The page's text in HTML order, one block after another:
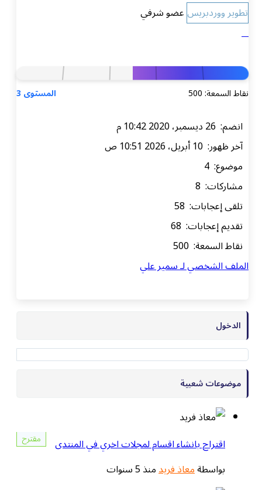
تطوير ووردبريسعضو شرفي
نقاط السمعة: 500 المستوى 3
انضم: 26 ديسمبر، 2020 10:42 م
آخر ظهور: 10 أبريل، 2026 10:51 ص
موضوع: 4
مشاركات: 8
تلقى إعجابات: 58
تقديم إعجابات: 68
نقاط السمعة: 500
الملف الشخصي لـ سمير علي
الدخول
موضوعات شعبية
مقترح
اقتراح بانشاء اقسام لمجلات اخري في المنتدى
بواسطةمعاذ فريدمنذ 5 سنوات